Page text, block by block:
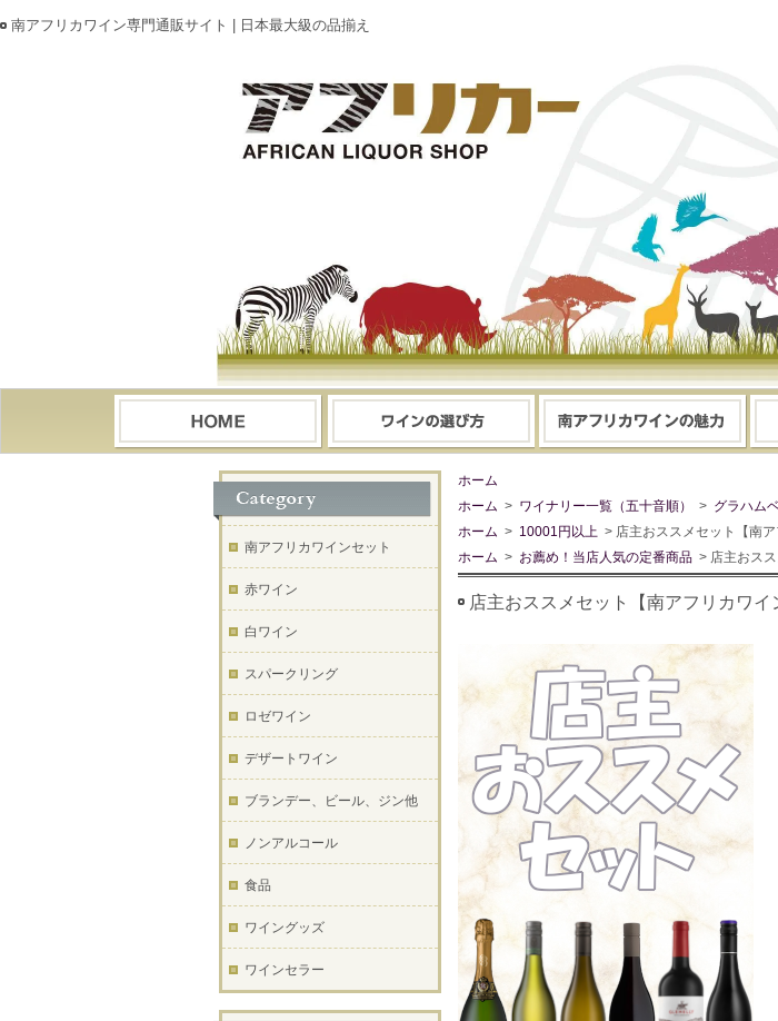
南アフリカワイン専門通販サイト | 日本最大級の品揃え
ホーム
ホーム > ワイナリー一覧（五十音順） > グラハム
ホーム > 10001円以上 > 店主おススメセット【南ア
ホーム > お薦め！当店人気の定番商品 > 店主おス
店主おススメセット【南アフリカワイ
南アフリカワインセット
赤ワイン
白ワイン
スパークリング
ロゼワイン
デザートワイン
ブランデー、ビール、ジン他
ノンアルコール
食品
ワイングッズ
ワインセラー